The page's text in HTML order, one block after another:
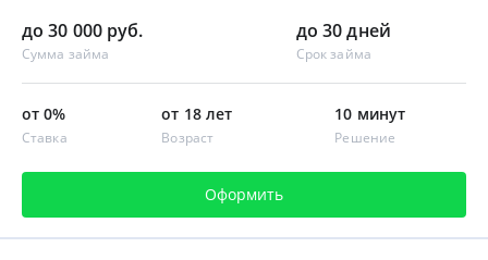
до 30 000 руб.
Сумма займа
до 30 дней
Срок займа
от 0%
Ставка
от 18 лет
Возраст
10 минут
Решение
Оформить